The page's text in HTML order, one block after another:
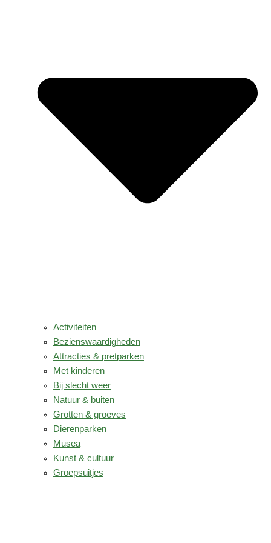
Activiteiten
Bezienswaardigheden
Attracties & pretparken
Met kinderen
Bij slecht weer
Natuur & buiten
Grotten & groeves
Dierenparken
Musea
Kunst & cultuur
Groepsuitjes